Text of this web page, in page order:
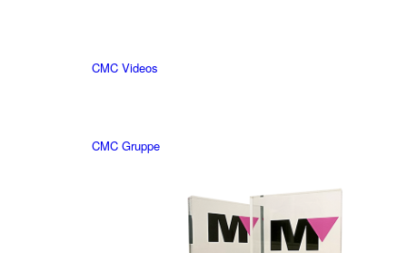
CMC Videos
CMC Gruppe